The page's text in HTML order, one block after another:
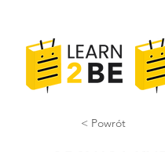
< Powrót